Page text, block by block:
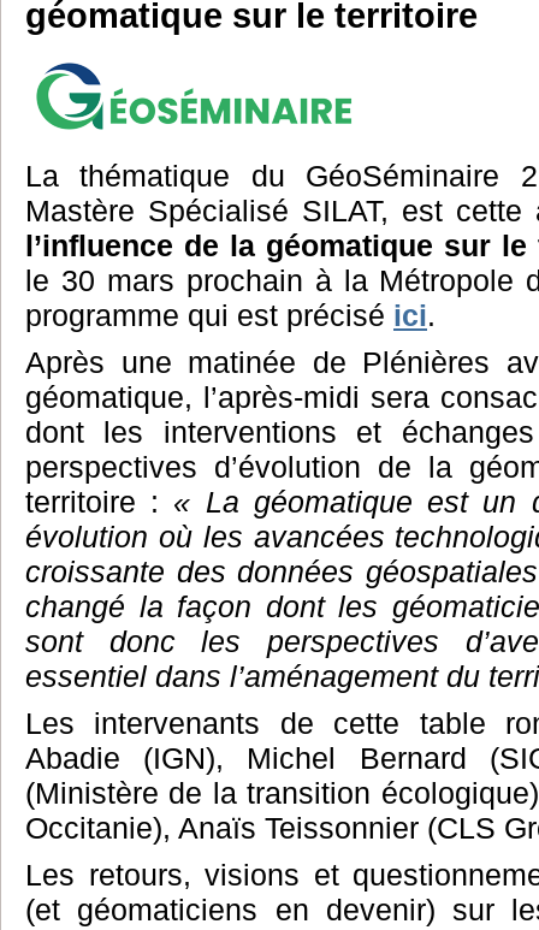
géomatique sur le territoire
La thématique du GéoSéminaire
Mastère Spécialisé SILAT, est
l’influence de la géomatique sur
le 30 mars prochain à la Métropole
programme qui est précisé ici.
Après une matinée de Plénières
géomatique, l’après-midi sera
dont les interventions et
perspectives d’évolution de la
territoire : « La géomatique est un
évolution où les avancées
croissante des données
changé la façon dont les
sont donc les perspectives
essentiel dans l’aménagement du
Les intervenants de cette table
Abadie (IGN), Michel Bernard
(Ministère de la transition
Occitanie), Anaïs Teissonnier (CLS
Les retours, visions et
(et géomaticiens en devenir) sur